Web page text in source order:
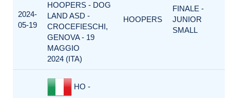
2024-
05-19
HOOPERS - DOG
LAND ASD -
CROCEFIESCHI,
GENOVA - 19
MAGGIO
2024 (ITA)
HOOPERS
FINALE -
JUNIOR
SMALL
HO -